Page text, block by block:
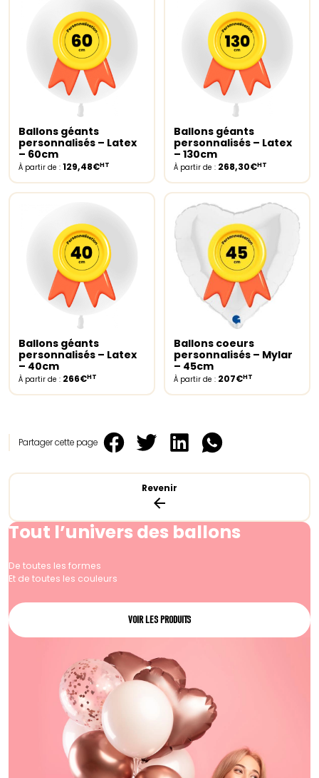
Revenir
Select options
Ballons géants
personnalisés – Latex
– 60cm
À partir de : 129,48€HT
Select options
Ballons géants
personnalisés – Latex
– 130cm
À partir de : 268,30€HT
Select options
Ballons géants
personnalisés – Latex
– 40cm
À partir de : 266€HT
Select options
Ballons coeurs
personnalisés – Mylar
– 45cm
À partir de : 207€HT
Partager cette page
Tout l’univers des ballons
De toutes les formes
Et de toutes les couleurs
VOIR LES PRODUITS